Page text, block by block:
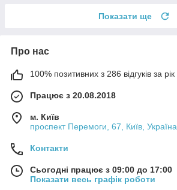
Показати ще
Про нас
100% позитивних з 286 відгуків за рік
Працює з 20.08.2018
м. Київ
проспект Перемоги, 67, Київ, Україна
Контакти
Сьогодні працює з 09:00 до 17:00
Показати весь графік роботи